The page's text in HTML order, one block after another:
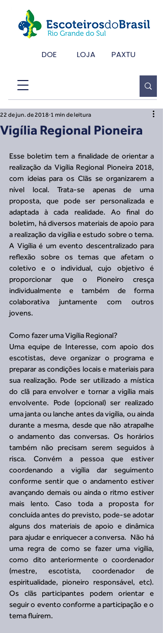
DOE LOJA PAXTU
Vigília Regional Pioneira
22 de jun. de 2018 1 min de leitura
Esse boletim tem a finalidade de orientar a
realização da Vigília Regional Pioneira 2018,
com ideias para os Clãs se organizarem a
nível local. Trata-se apenas de uma
proposta, que pode ser personalizada e
adaptada à cada realidade. Ao final do
boletim, há diversos materiais de apoio para
a realização da vigília e estudo sobre o tema.
A Vigília é um evento descentralizado para
reflexão sobre os temas que afetam o
coletivo e o individual, cujo objetivo é
proporcionar que o Pioneiro cresça
individualmente e também de forma
colaborativa juntamente com outros
jovens.
Como fazer uma Vigília Regional?
Uma equipe de Interesse, com apoio dos
escotistas, deve organizar o programa e
preparar as condições locais e materiais para
sua realização. Pode ser utilizado a mística
do clã para envolver e tornar a vigília mais
envolvente. Pode (opcional) ser realizado
uma janta ou lanche antes da vigília, ou ainda
durante a mesma, desde que não atrapalhe
o andamento das conversas. Os horários
também não precisam serem seguidos à
risca. Convém a pessoa que estiver
coordenando a vigília dar seguimento
conforme sentir que o andamento estiver
avançando demais ou ainda o ritmo estiver
mais lento. Caso toda a proposta for
concluída antes do previsto, pode-se adotar
alguns dos materiais de apoio e dinâmica
para ajudar e enriquecer a conversa.  Não há
uma regra de como se fazer uma vigília,
como dito anteriormente o coordenador
(mestre, escotista, coordenador de
espiritualidade, pioneiro responsável, etc).
Os clãs participantes podem orientar e
seguir o evento conforme a participação e o
tema fluírem.